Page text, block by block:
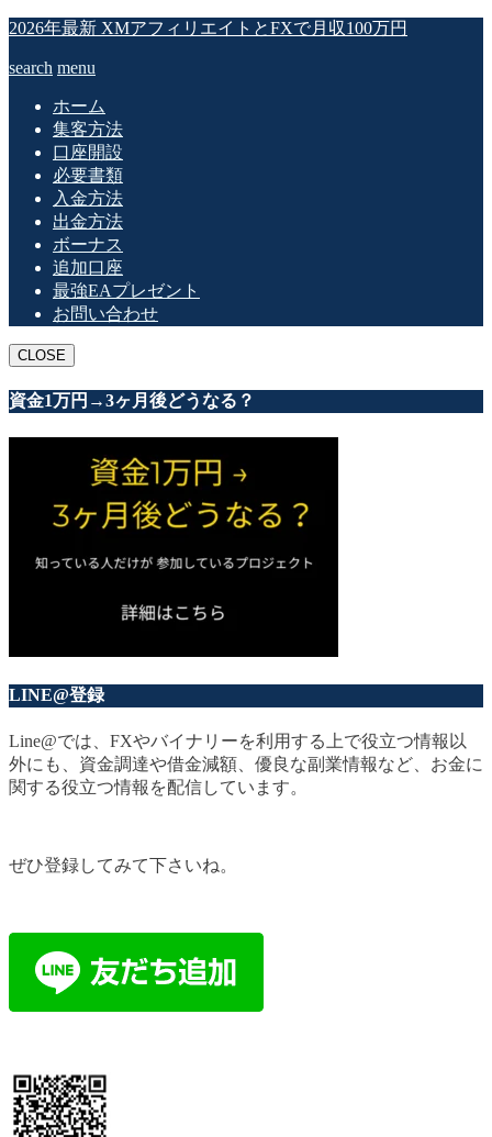
2026年最新 XMアフィリエイトとFXで月収100万円
search menu
ホーム
集客方法
口座開設
必要書類
入金方法
出金方法
ボーナス
追加口座
最強EAプレゼント
お問い合わせ
CLOSE
資金1万円→3ヶ月後どうなる？
LINE@登録
Line@では、FXやバイナリーを利用する上で役立つ情報以
外にも、資金調達や借金減額、優良な副業情報など、お金に
関する役立つ情報を配信しています。
ぜひ登録してみて下さいね。